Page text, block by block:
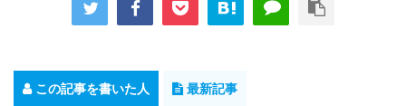
この記事を書いた人 最新記事